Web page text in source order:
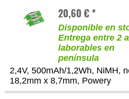
20,60 € *
Disponible en
Entrega entre 2
laborables en
península
2,4V, 500mAh/1,2Wh, NiMH,
18,2mm x 8,7mm, Powery